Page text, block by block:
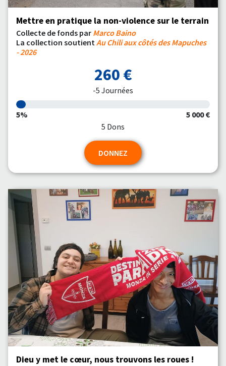
Mettre en pratique la non-violence sur le terrain
Collecte de fonds par Marco Baino
La collection soutientAu Chili aux côtés des Mapuches
- 2026
260 €
-5 Journées
5%
5 000 €
5 Dons
DONNEZ
Dieu y met le cœur, nous trouvons les roues !